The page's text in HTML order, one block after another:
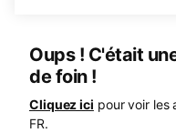
Oups ! C'était
de foin !
Cliquez ici pour voir les
FR.